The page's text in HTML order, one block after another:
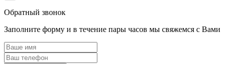
Обратный звонок
Заполните форму и в течение пары часов мы свяжемся с Вами